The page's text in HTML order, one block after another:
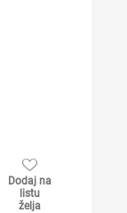
Dodaj na
listu
želja